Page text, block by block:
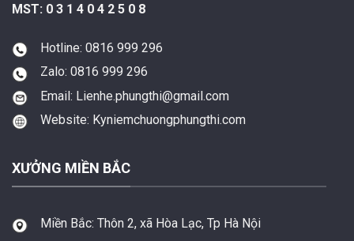
MST: 0 3 1 4 0 4 2 5 0 8
Hotline: 0816 999 296
Zalo: 0816 999 296
Email: Lienhe.phungthi@gmail.com
Website: Kyniemchuongphungthi.com
XƯỞNG MIỀN BẮC
Miền Bắc: Thôn 2, xã Hòa Lạc, Tp Hà Nội